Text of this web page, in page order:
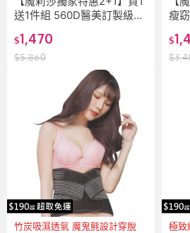
送1件組 560D醫美訂製級塑
$1,470
$5,860
瘦
$
$
竹炭吸濕透氣 魔鬼氈設計穿脫 極致